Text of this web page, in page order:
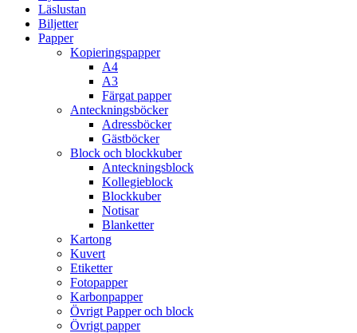
Läslustan
Biljetter
Papper
Kopieringspapper
A4
A3
Färgat papper
Anteckningsböcker
Adressböcker
Gästböcker
Block och blockkuber
Anteckningsblock
Kollegieblock
Blockkuber
Notisar
Blanketter
Kartong
Kuvert
Etiketter
Fotopapper
Karbonpapper
Övrigt Papper och block
Övrigt papper